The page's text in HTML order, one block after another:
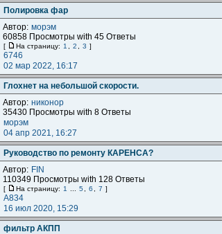
Полировка фар
Автор: морэм
60858 Просмотры with 45 Ответы
[ На страницу: 1 2 3 ]
6746
02 мар 2022, 16:17
Глохнет на небольшой скорости.
Автор: никонор
35430 Просмотры with 8 Ответы
морэм
04 апр 2021, 16:27
Руководство по ремонту КАРЕНСА?
Автор: FIN
110349 Просмотры with 128 Ответы
[ На страницу: 1 5 6 7 ]
А834
16 июл 2020, 15:29
фильтр АКПП